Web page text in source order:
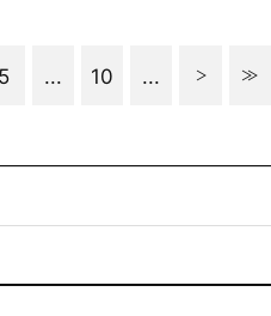
5 ... 10 ...